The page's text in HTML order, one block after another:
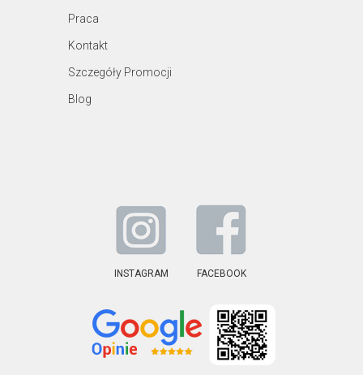
Praca
Kontakt
Szczegóły Promocji
Blog
INSTAGRAM FACEBOOK